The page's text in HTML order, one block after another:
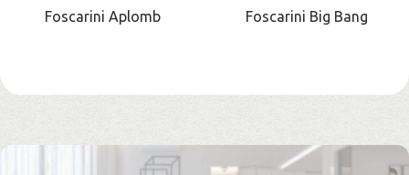
Foscarini Aplomb Foscarini Big Bang